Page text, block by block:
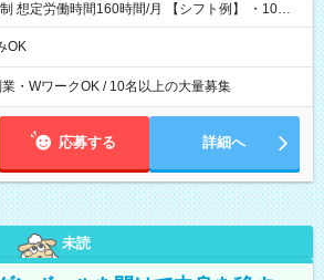
働時間160時間/月 【シフト例】 ・10：
OK
業・WワークOK / 10名以上の大量募集
応募する 詳細へ
未読